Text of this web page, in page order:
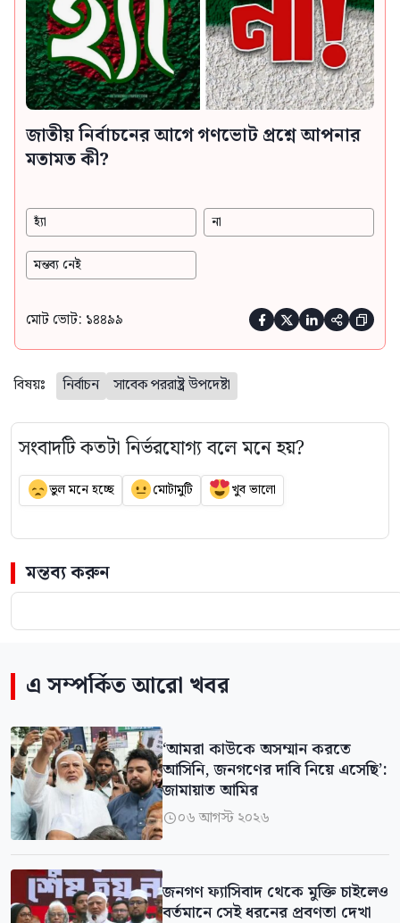
জাতীয় নির্বাচনের আগে গণভোট প্রশ্নে আপনার
মতামত কী?
হ্যাঁ না
মন্তব্য নেই
মোট ভোট: ১৪৪৯৯     
বিষয়ঃ নির্বাচন সাবেক পররাষ্ট্র উপদেষ্টা
সংবাদটি কতটা নির্ভরযোগ্য বলে মনে হয়?
ভুল মনে হচ্ছে মোটামুটি খুব ভালো
মন্তব্য করুন
এ সম্পর্কিত আরো খবর
‘আমরা কাউকে অসম্মান করতে
আসিনি, জনগণের দাবি নিয়ে এসেছি’:
জামায়াত আমির
০৬ আগস্ট ২০২৬
জনগণ ফ্যাসিবাদ থেকে মুক্তি চাইলেও
বর্তমানে সেই ধরনের প্রবণতা দেখা